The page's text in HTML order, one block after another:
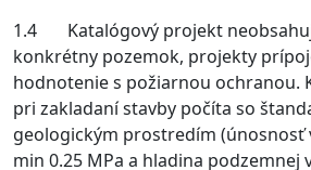
1.4 Katalógový projekt
konkrétny pozemok, projekty
hodnotenie s požiarnou ochranou.
pri zakladaní stavby počíta so
geologickým prostredím (únosnosť
min 0.25 MPa a hladina podzemnej